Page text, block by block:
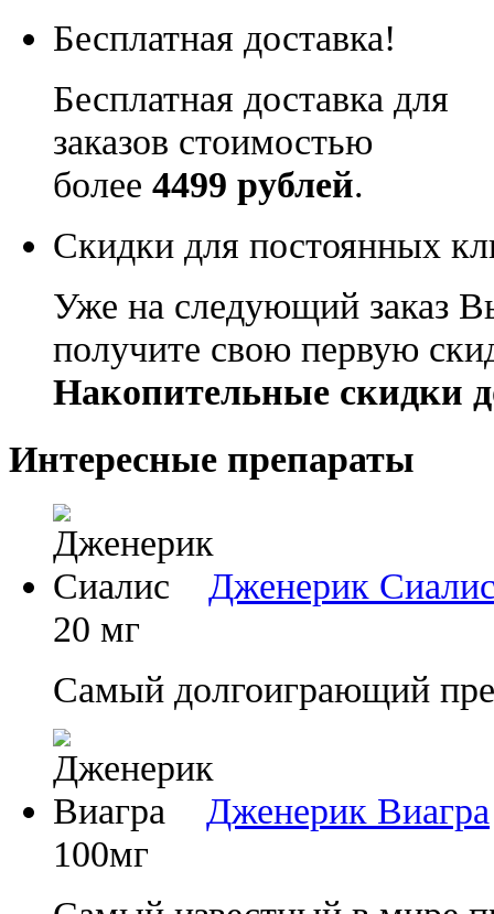
Бесплатная доставка!
Бесплатная доставка для
заказов стоимостью
более 4499 рублей.
Скидки для постоянных
Уже на следующий заказ
получите свою первую
Накопительные скидки
Интересные препараты
Дженерик
20 мг
Самый долгоиграющий
Дженерик Виагра
100мг